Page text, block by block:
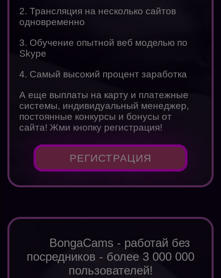
2. Трансляция на несколько сайтов
одновременно
3. Обучение опытной веб моделью по
Skype
4. Самый высокий процент заработка
А еще выплаты на карту и платежные
системы, индивидуальный менеджер,
постоянные конкурсы и бонусы от
сайта! Жми кнопку регистрация!
РЕГИСТРАЦИЯ
BongaCams - работай без
посредников - более 3 000 000
пользователей!